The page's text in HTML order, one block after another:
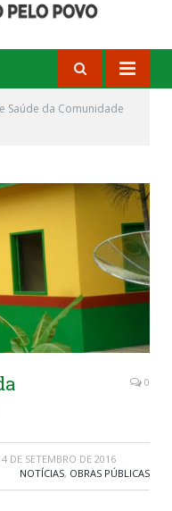
Saúde da Comunidade
0
DE SETEMBRO DE 2016
NOTÍCIAS, OBRAS PÚBLICAS